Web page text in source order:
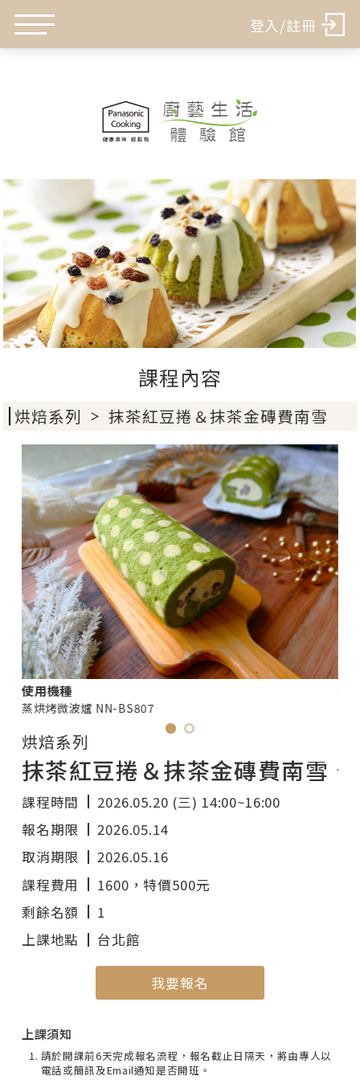
登入/註冊
課程內容
烘焙系列 ＞ 抹茶紅豆捲＆抹茶金磚費南雪
使用機種
蒸烘烤微波爐 NN-BS807
烘焙系列
抹茶紅豆捲＆抹茶金磚費南雪
課程時間
2026.05.20 (三) 14:00~16:00
報名期限
2026.05.14
取消期限
2026.05.16
課程費用
1600 ，特價500元
剩餘名額
1
上課地點
台北館
我要報名
上課須知
請於開課前6天完成報名流程，報名截止日隔天，將由專人以
電話或簡訊及Email通知是否開班。